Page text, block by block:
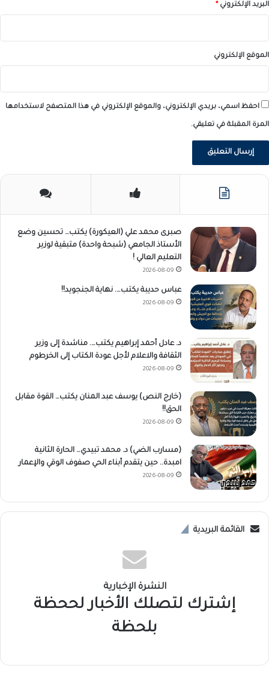
البريد الإلكتروني*
الموقع الإلكتروني
احفظ اسمي، بريدي الإلكتروني، والموقع الإلكتروني في هذا المتصفح لاستخدامها
المرة المقبلة في تعليقي.
صبرى محمد علي (العيكورة) يكتب… تحسين وضع
الأستاذ الجامعي (شبحة واحدة) متبقية لوزير
التعليم العالي !
2026-08-09
عباس حديبة يكتب…. نهاية الجنجويد!!
2026-08-09
د. عادل أحمد إبراهيم يكتب…. مناشدة إلى وزير
الثقافة والاعلام لأجل عودة الكتاب إلى الخرطوم
2026-08-09
(خارج النص) يوسف عبد المنان يكتب… القوة مقابل
الحق!!
2026-08-09
(مسارب الضي) د. محمد تبيدي… الحارة الثانية
امبدة.. حين يتقدم أبناء الحي صفوف الوقي والإعمار
2026-08-09
القائمة البريدية
النشرة الإخبارية
إشترك لتصلك الأخبار لححظة
بلحظة